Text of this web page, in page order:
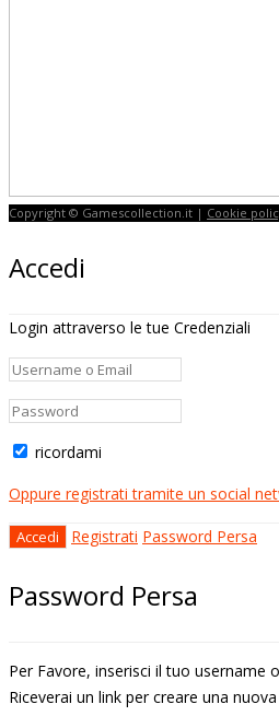
Copyright © Gamescollection.it | Cookie
Accedi
Login attraverso le tue Credenziali
ricordami
Oppure registrati tramite un social
Registrati Password Persa
Password Persa
Per Favore, inserisci il tuo username
Riceverai un link per creare una